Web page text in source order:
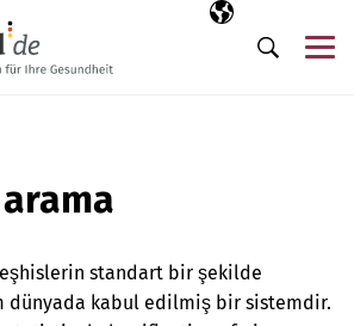
Seçili dil
TR
Arama
standart bir şekilde
dünyada kabul edilmiş bir sistemdir.